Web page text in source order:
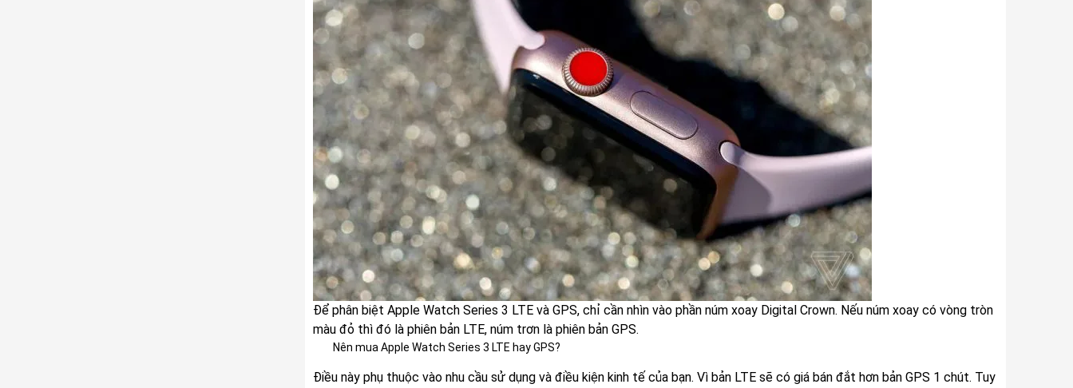
Để phân biệt Apple Watch Series 3 LTE và GPS, chỉ cần nhìn vào phần núm xoay Digital Crown. Nếu núm xoay có vòng tròn
màu đỏ thì đó là phiên bản LTE, núm trơn là phiên bản GPS.
Nên mua Apple Watch Series 3 LTE hay GPS?
Điều này phụ thuộc vào nhu cầu sử dụng và điều kiện kinh tế của bạn. Vì bản LTE sẽ có giá bán đắt hơn bản GPS 1 chút. Tuy